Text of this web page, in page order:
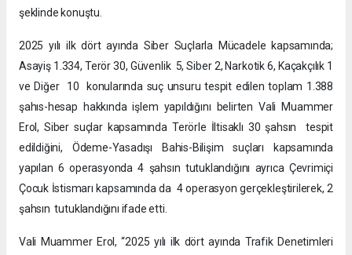
şeklinde konuştu.
2025 yılı ilk dört ayında Siber Suçlarla Mücadele kapsamında;
Asayiş 1.334, Terör 30, Güvenlik 5, Siber 2, Narkotik 6, Kaçakçılık 1
ve Diğer 10 konularında suç unsuru tespit edilen toplam 1.388
şahıs-hesap hakkında işlem yapıldığını belirten Vali Muammer
Erol, Siber suçlar kapsamında Terörle İltisaklı 30 şahsın tespit
edildiğini, Ödeme-Yasadışı Bahis-Bilişim suçları kapsamında
yapılan 6 operasyonda 4 şahsın tutuklandığını ayrıca Çevrimiçi
Çocuk İstismarı kapsamında da 4 operasyon gerçekleştirilerek, 2
şahsın tutuklandığını ifade etti.
Vali Muammer Erol, “2025 yılı ilk dört ayında Trafik Denetimleri